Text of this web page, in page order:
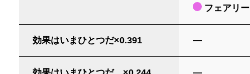
フェアリー
効果はいまひとつだ×0.391 ―